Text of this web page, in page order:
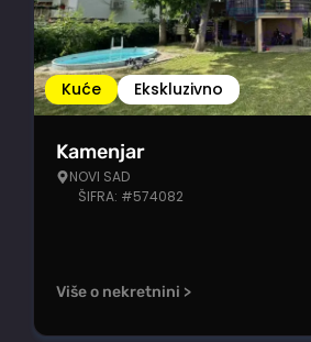
Kuće Ekskluzivno
Kamenjar
NOVI SAD
ŠIFRA: #574082
Više o nekretnini >